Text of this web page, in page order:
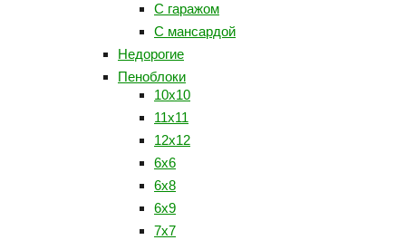
С гаражом
С мансардой
Недорогие
Пеноблоки
10х10
11х11
12х12
6х6
6х8
6х9
7х7